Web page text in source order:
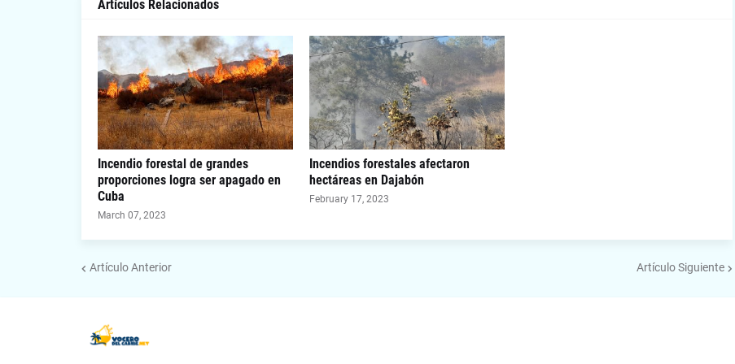
Artículos Relacionados
Incendio forestal de grandes
proporciones logra ser apagado en
Cuba
March 07, 2023
Incendios forestales afectaron
hectáreas en Dajabón
February 17, 2023
Artículo Anterior Artículo Siguiente